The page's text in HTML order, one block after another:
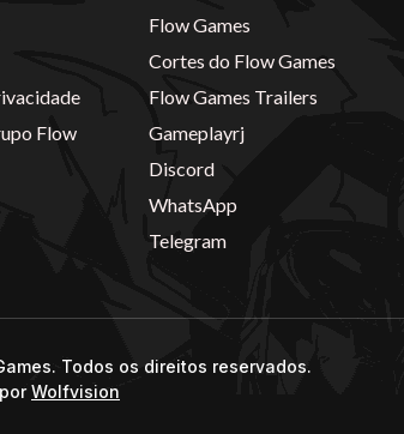
Flow
Flow Games
Cortes do Flow Games
Flow Games Trailers
Gameplayrj
Discord
WhatsApp
Telegram
Todos os direitos reservados.
Wolfvision